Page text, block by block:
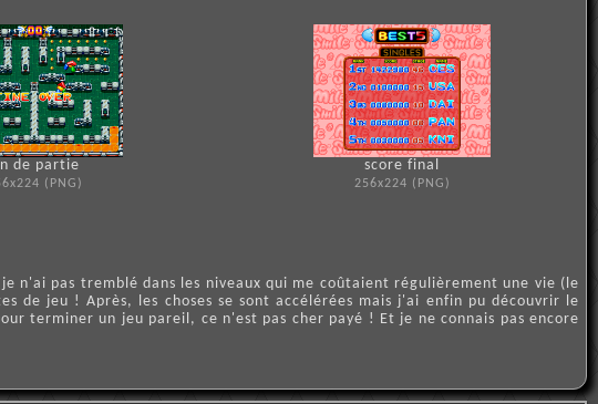
de partie
(PNG)
score final
256x224 (PNG)
n'ai pas tremblé dans les niveaux qui me coûtaient régulièrement une vie (le
de jeu ! Après, les choses se sont accélérées mais j'ai enfin pu découvrir le
terminer un jeu pareil, ce n'est pas cher payé ! Et je ne connais pas encore